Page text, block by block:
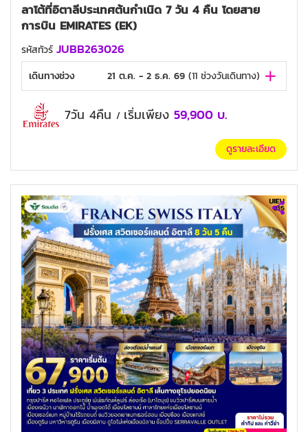
ลาโต้ที่อิตาลีประเทศต้นกำเนิด 7 วัน 4 คืน โดยสาย
การบิน EMIRATES (EK)
รหัสทัวร์ JUBB263026
เดินทางช่วง 21 ต.ค. - 2 ธ.ค. 69 (11 ช่วงวันเดินทาง)
7วัน 4คืน / เริ่มเพียง 59,900 บ.
ดูรายละเอียด